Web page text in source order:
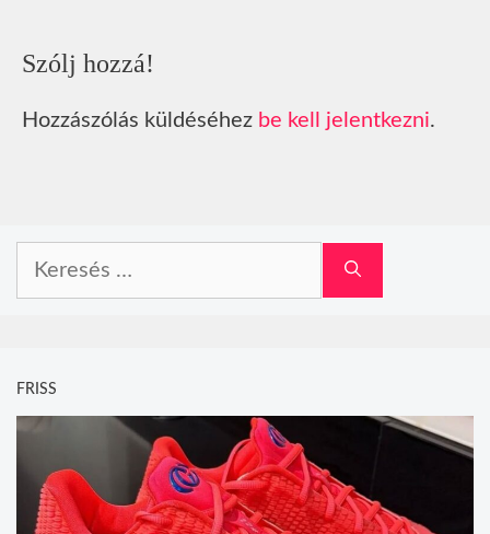
Szólj hozzá!
Hozzászólás küldéséhez be kell jelentkezni.
FRISS